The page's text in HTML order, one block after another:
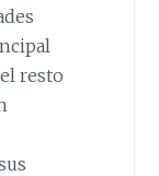
resto